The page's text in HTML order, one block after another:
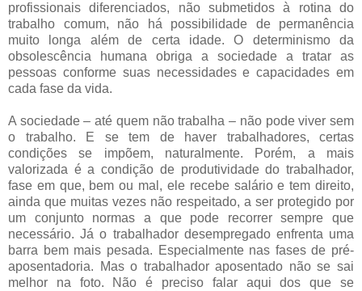
profissionais diferenciados, não submetidos à rotina do
trabalho comum, não há possibilidade de permanência
muito longa além de certa idade. O determinismo da
obsolescência humana obriga a sociedade a tratar as
pessoas conforme suas necessidades e capacidades em
cada fase da vida.
A sociedade – até quem não trabalha – não pode viver sem
o trabalho. E se tem de haver trabalhadores, certas
condições se impõem, naturalmente. Porém, a mais
valorizada é a condição de produtividade do trabalhador,
fase em que, bem ou mal, ele recebe salário e tem direito,
ainda que muitas vezes não respeitado, a ser protegido por
um conjunto normas a que pode recorrer sempre que
necessário. Já o trabalhador desempregado enfrenta uma
barra bem mais pesada. Especialmente nas fases de pré-
aposentadoria. Mas o trabalhador aposentado não se sai
melhor na foto. Não é preciso falar aqui dos que se